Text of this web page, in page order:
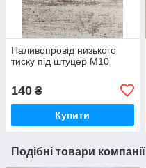
Паливопровід низького
тиску під штуцер М10
140 ₴
Купити
Подібні товари компанії